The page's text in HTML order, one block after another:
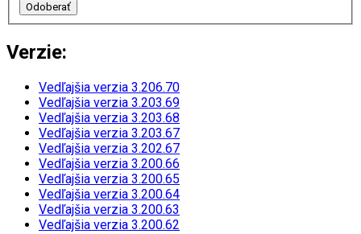
Odoberať
Verzie:
Vedľajšia verzia 3.206.70
Vedľajšia verzia 3.203.69
Vedľajšia verzia 3.203.68
Vedľajšia verzia 3.203.67
Vedľajšia verzia 3.202.67
Vedľajšia verzia 3.200.66
Vedľajšia verzia 3.200.65
Vedľajšia verzia 3.200.64
Vedľajšia verzia 3.200.63
Vedľajšia verzia 3.200.62